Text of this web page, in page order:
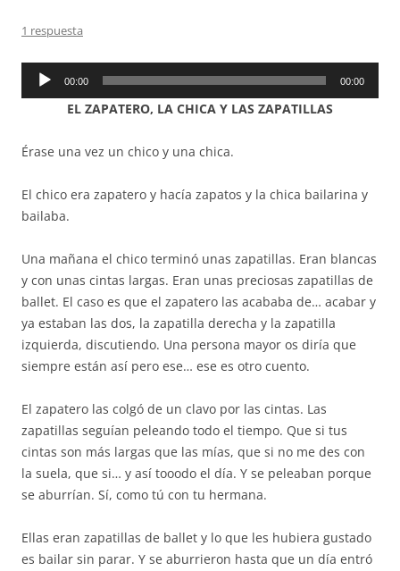
1 respuesta
Reproductor
00:00 00:00
EL ZAPATERO, LA CHICA Y LAS ZAPATILLAS
Érase una vez un chico y una chica.
El chico era zapatero y hacía zapatos y la chica bailarina y
bailaba.
Una mañana el chico terminó unas zapatillas. Eran blancas
y con unas cintas largas. Eran unas preciosas zapatillas de
ballet. El caso es que el zapatero las acababa de… acabar y
ya estaban las dos, la zapatilla derecha y la zapatilla
izquierda, discutiendo. Una persona mayor os diría que
siempre están así pero ese… ese es otro cuento.
El zapatero las colgó de un clavo por las cintas. Las
zapatillas seguían peleando todo el tiempo. Que si tus
cintas son más largas que las mías, que si no me des con
la suela, que si… y así tooodo el día. Y se peleaban porque
se aburrían. Sí, como tú con tu hermana.
Ellas eran zapatillas de ballet y lo que les hubiera gustado
es bailar sin parar. Y se aburrieron hasta que un día entró